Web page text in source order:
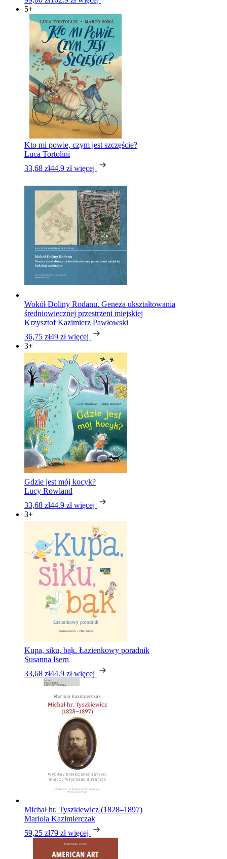
5+
Kto mi powie, czym jest szczęście?
Luca Tortolini
33,68 zł44.9 zł więcej
Wokół Doliny Rodanu. Geneza ukształtowania
średniowiecznej przestrzeni miejskiej
Krzysztof Kazimierz Pawłowski
36,75 zł49 zł więcej
3+
Gdzie jest mój kocyk?
Lucy Rowland
33,68 zł44.9 zł więcej
3+
Kupa, siku, bąk. Łazienkowy poradnik
Susanna Isern
33,68 zł44.9 zł więcej
Michał hr. Tyszkiewicz (1828–1897)
Mariola Kazimierczak
59,25 zł79 zł więcej